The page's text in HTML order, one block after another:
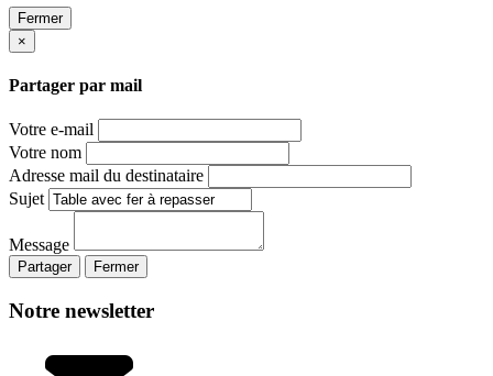
Fermer
×
Partager par mail
Votre e-mail
Votre nom
Adresse mail du destinataire
Sujet
Message
Partager Fermer
Notre newsletter